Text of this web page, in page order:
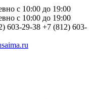
с 10:00 до 19:00
с 10:00 до 19:00
+7 (812) 603-